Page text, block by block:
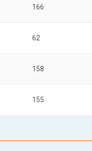
166
62
158
155